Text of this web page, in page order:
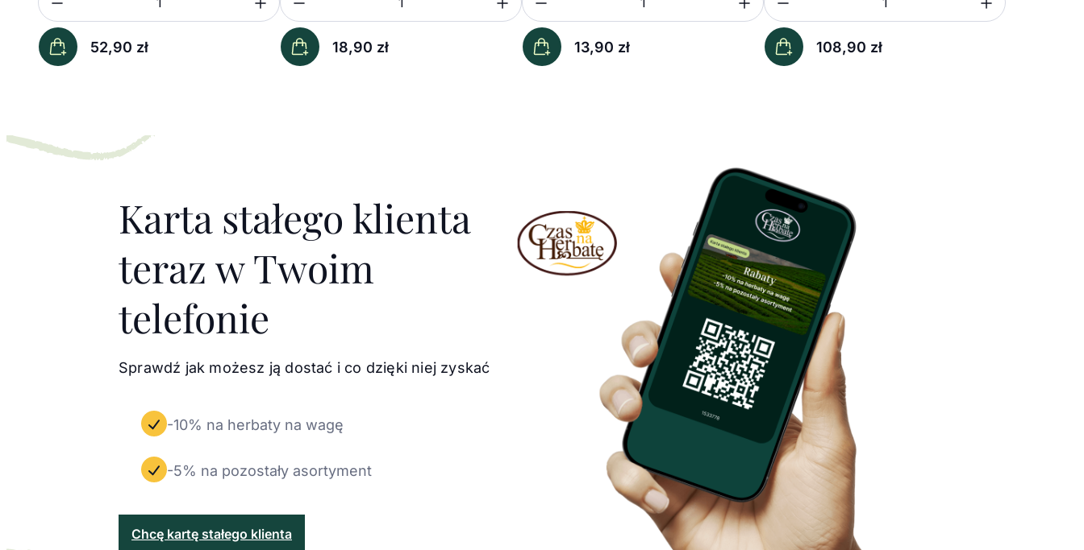
52,90 zł
IlośćZmniejsz ilość Zwiększ ilość
18,90 zł
IlośćZmniejsz ilość Zwiększ ilość
13,90 zł
IlośćZmniejsz ilość Zwiększ ilość
108,90 zł
IlośćZmniejsz ilość Zwiększ
Karta stałego klienta
teraz w Twoim
telefonie
Sprawdź jak możesz ją dostać i co dzięki niej zyskać
-10% na herbaty na wagę
-5% na pozostały asortyment
Chcę kartę stałego klienta